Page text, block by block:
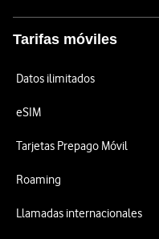
Tarifas móviles
Datos ilimitados
eSIM
Tarjetas Prepago Móvil
Roaming
Llamadas internacionales